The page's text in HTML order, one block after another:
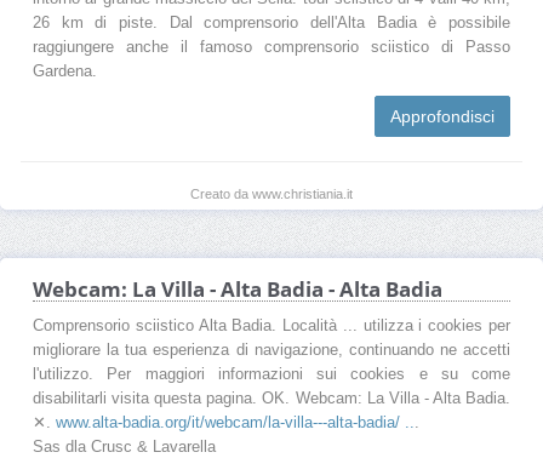
26 km di piste. Dal comprensorio dell'Alta Badia è possibile
raggiungere anche il famoso comprensorio sciistico di Passo
Gardena.
Approfondisci
Creato da www.christiania.it
Webcam: La Villa - Alta Badia - Alta Badia
Comprensorio sciistico Alta Badia. Località ... utilizza i cookies per
migliorare la tua esperienza di navigazione, continuando ne accetti
l'utilizzo. Per maggiori informazioni sui cookies e su come
disabilitarli visita questa pagina. OK. Webcam: La Villa - Alta Badia.
✕. www.alta-badia.org/it/webcam/la-villa---alta-badia/ ..
Sas dla Crusc & Lavarella